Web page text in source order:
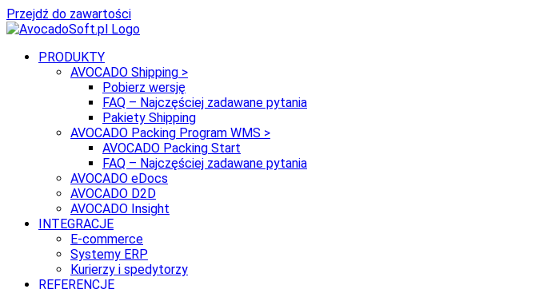
Przejdź do zawartości
PRODUKTY
AVOCADO Shipping >
Pobierz wersję
FAQ – Najczęściej zadawane pytania
Pakiety Shipping
AVOCADO Packing Program WMS >
AVOCADO Packing Start
FAQ – Najczęściej zadawane pytania
AVOCADO eDocs
AVOCADO D2D
AVOCADO Insight
INTEGRACJE
E-commerce
Systemy ERP
Kurierzy i spedytorzy
REFERENCJE